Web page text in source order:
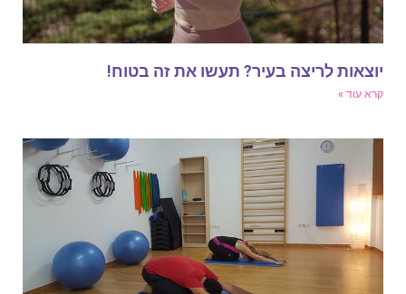
לריצה בעיר? תעשו את זה בטוח!
עוד »